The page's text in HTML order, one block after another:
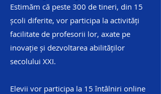
Estimăm că peste 300 de tineri, din 15
școli diferite, vor participa la activități
facilitate de profesorii lor, axate pe
inovație și dezvoltarea abilităților
secolului XXI.
Elevii vor participa la 15 întâlniri online